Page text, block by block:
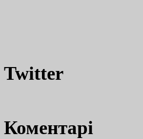
Twitter
Коментарі